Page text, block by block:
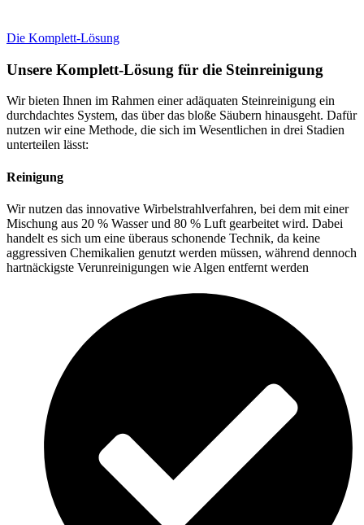
Die Komplett-Lösung
Unsere Komplett-Lösung für die Steinreinigung
Wir bieten Ihnen im Rahmen einer adäquaten Steinreinigung ein
durchdachtes System, das über das bloße Säubern hinausgeht. Dafür
nutzen wir eine Methode, die sich im Wesentlichen in drei Stadien
unterteilen lässt:
Reinigung
Wir nutzen das innovative Wirbelstrahlverfahren, bei dem mit einer
Mischung aus 20 % Wasser und 80 % Luft gearbeitet wird. Dabei
handelt es sich um eine überaus schonende Technik, da keine
aggressiven Chemikalien genutzt werden müssen, während dennoch
hartnäckigste Verunreinigungen wie Algen entfernt werden